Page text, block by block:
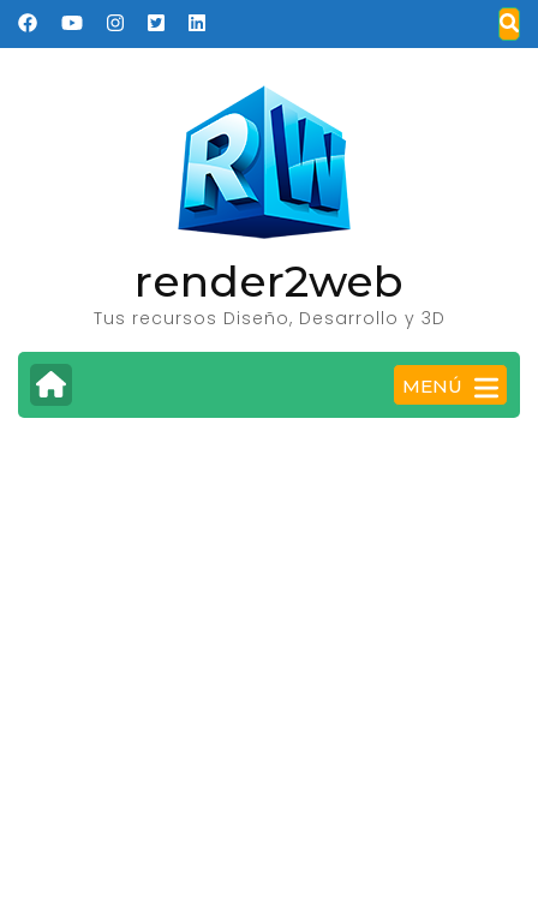
Saltar
al
render2web
Tus recursos Diseño, Desarrollo y 3D
MENÚ